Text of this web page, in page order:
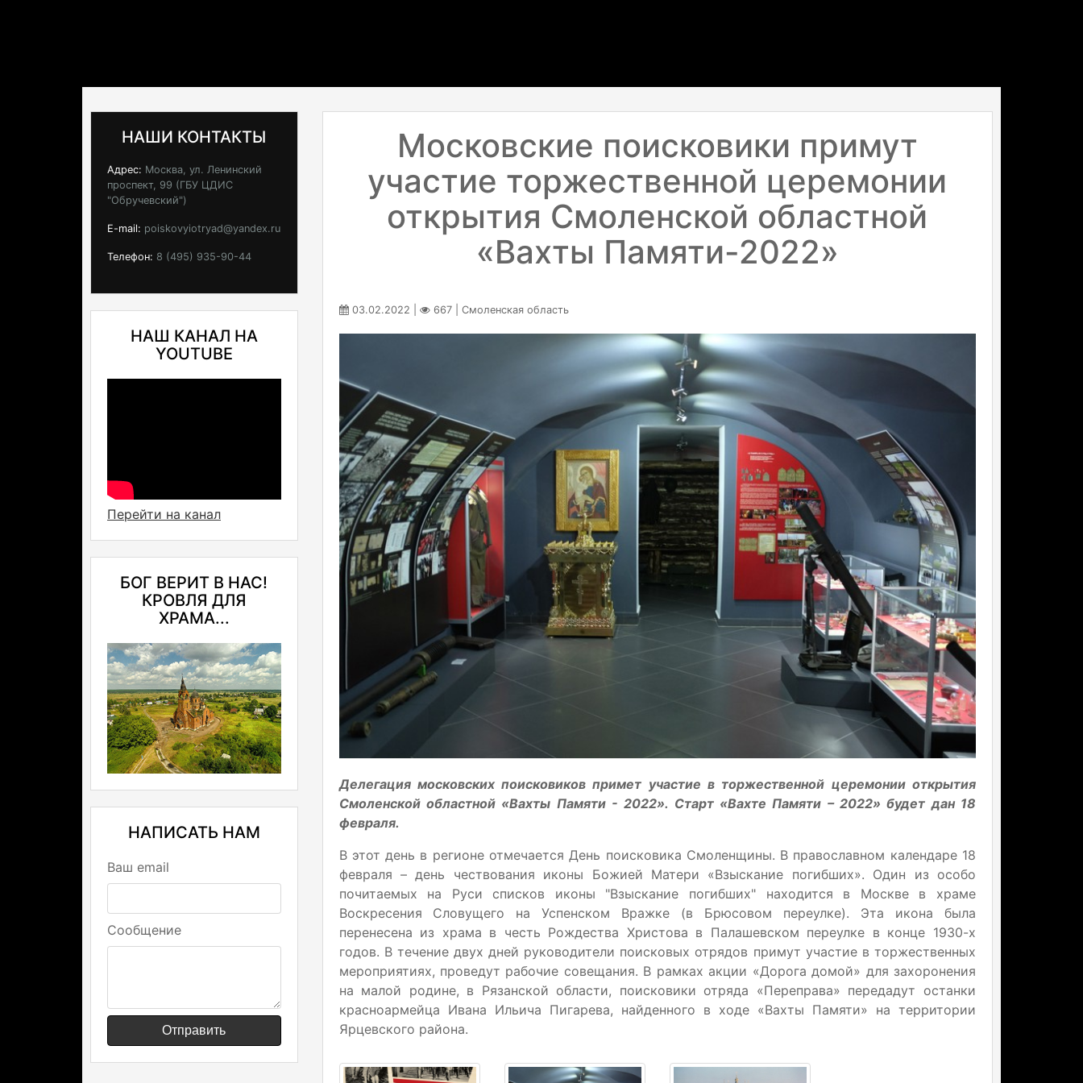
НАШИ КОНТАКТЫ
Адрес: Москва, ул. Ленинский
проспект, 99 (ГБУ ЦДИС
"Обручевский")
E-mail: poiskovyiotryad@yandex.ru
Телефон: 8 (495) 935-90-44
НАШ КАНАЛ НА
YOUTUBE
Перейти на канал
БОГ ВЕРИТ В НАС!
КРОВЛЯ ДЛЯ
ХРАМА...
НАПИСАТЬ НАМ
Ваш email
Сообщение
Отправить
Московские поисковики примут
участие торжественной церемонии
открытия Смоленской областной
«Вахты Памяти-2022»
03.02.2022 | 667 | Смоленская область
Делегация московских поисковиков примет участие в торжественной церемонии открытия
Смоленской областной «Вахты Памяти - 2022». Старт «Вахте Памяти – 2022» будет дан 18
февраля.
В этот день в регионе отмечается День поисковика Смоленщины. В православном календаре 18
февраля – день чествования иконы Божией Матери «Взыскание погибших». Один из особо
почитаемых на Руси списков иконы "Взыскание погибших" находится в Москве в храме
Воскресения Словущего на Успенском Вражке (в Брюсовом переулке). Эта икона была
перенесена из храма в честь Рождества Христова в Палашевском переулке в конце 1930-х
годов. В течение двух дней руководители поисковых отрядов примут участие в торжественных
мероприятиях, проведут рабочие совещания. В рамках акции «Дорога домой» для захоронения
на малой родине, в Рязанской области, поисковики отряда «Переправа» передадут останки
красноармейца Ивана Ильича Пигарева, найденного в ходе «Вахты Памяти» на территории
Ярцевского района.